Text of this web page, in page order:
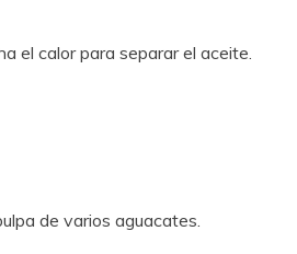
el calor para separar el aceite.
de varios aguacates.